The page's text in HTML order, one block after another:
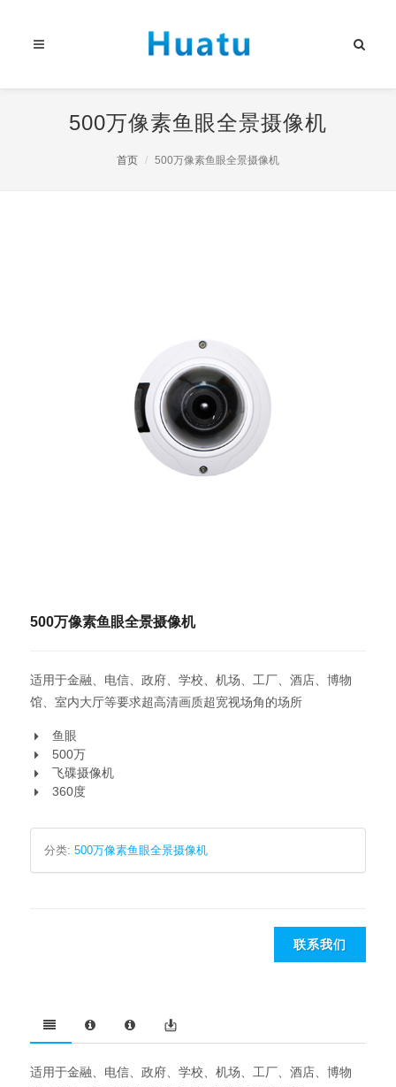
500万像素鱼眼全景摄像机
首页 500万像素鱼眼全景摄像机
500万像素鱼眼全景摄像机
适用于金融、电信、政府、学校、机场、工厂、酒店、博物
馆、室内大厅等要求超高清画质超宽视场角的场所‍
鱼眼
500万
飞碟摄像机
360度
分类: 500万像素鱼眼全景摄像机
联系我们
适用于金融、电信、政府、学校、机场、工厂、酒店、博物